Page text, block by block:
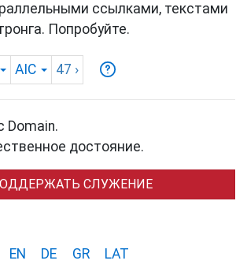
ссылками, текстами
Попробуйте.
AIC 47 ›
Domain.
достояние.
СЛУЖЕНИЕ
EN DE GR LAT